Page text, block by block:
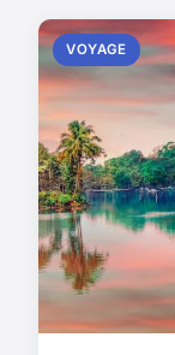
VOYAGE